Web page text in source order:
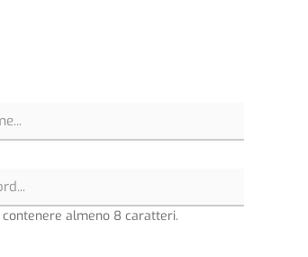
almeno 8 caratteri.